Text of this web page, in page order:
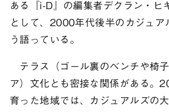
ある『i-D』の編集者デクラン・ヒ
として、2000年代後半のカジュア
う語っている。
テラス（ゴール裏のベンチや椅
ア）文化とも密接な関係がある。
育った地域では、カジュアルズの